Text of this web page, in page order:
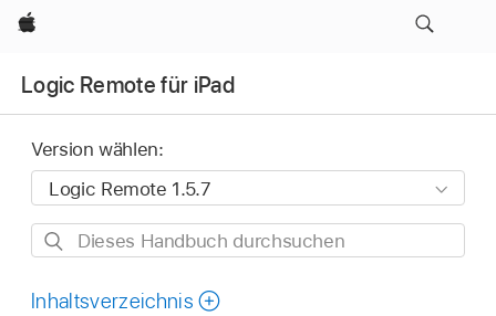
Apple
Logic Remote für iPad
Version wählen:
Dieses
durchsuchen
Inhaltsverzeichnis